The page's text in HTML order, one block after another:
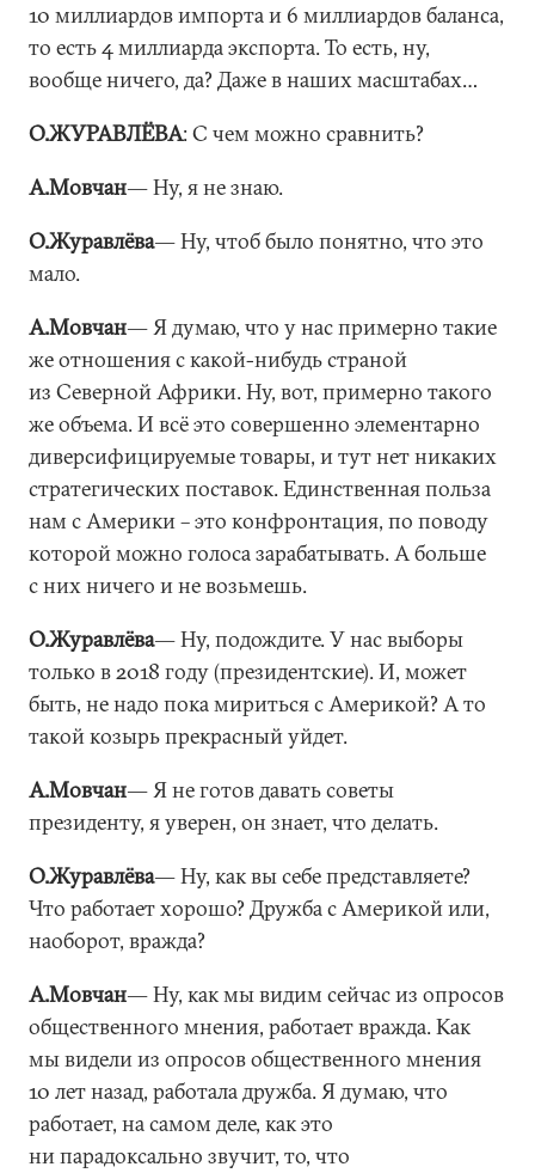
10 миллиардов импорта и 6 миллиардов баланса,
то есть 4 миллиарда экспорта. То есть, ну,
вообще ничего, да? Даже в наших масштабах…
О.ЖУРАВЛЁВА: С чем можно сравнить?
А.Мовчан― Ну, я не знаю.
О.Журавлёва― Ну, чтоб было понятно, что это
мало.
А.Мовчан― Я думаю, что у нас примерно такие
же отношения с какой-нибудь страной
из Северной Африки. Ну, вот, примерно такого
же объема. И всё это совершенно элементарно
диверсифицируемые товары, и тут нет никаких
стратегических поставок. Единственная польза
нам с Америки – это конфронтация, по поводу
которой можно голоса зарабатывать. А больше
с них ничего и не возьмешь.
О.Журавлёва― Ну, подождите. У нас выборы
только в 2018 году (президентские). И, может
быть, не надо пока мириться с Америкой? А то
такой козырь прекрасный уйдет.
А.Мовчан― Я не готов давать советы
президенту, я уверен, он знает, что делать.
О.Журавлёва― Ну, как вы себе представляете?
Что работает хорошо? Дружба с Америкой или,
наоборот, вражда?
А.Мовчан― Ну, как мы видим сейчас из опросов
общественного мнения, работает вражда. Как
мы видели из опросов общественного мнения
10 лет назад, работала дружба. Я думаю, что
работает, на самом деле, как это
ни парадоксально звучит, то, что